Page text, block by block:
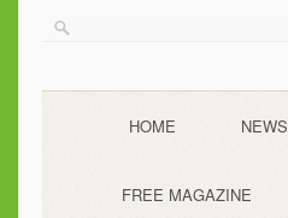
HOME NEWS
FREE MAGAZINE